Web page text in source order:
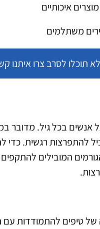
מוצרים איכותיים
משתלמים
תוכלו לסרב צרו איתנו
בכל גיל. מדובר
להתפרצות רגשית.
המובילים
טיפים להתמודדות עם